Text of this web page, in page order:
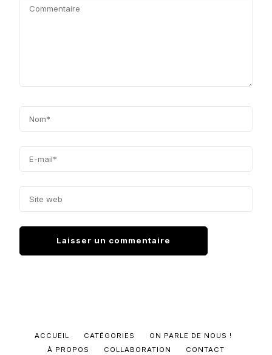
ACCUEIL CATÉGORIES
ON PARLE DE NOUS !
À PROPOS
COLLABORATION CONTACT